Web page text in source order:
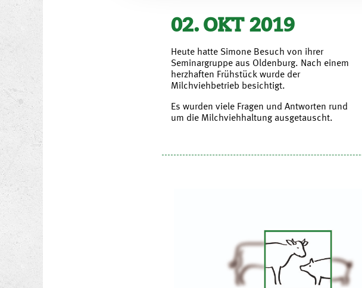
02. OKT 2019
Heute hatte Simone Besuch von ihrer
Seminargruppe aus Oldenburg. Nach einem
herzhaften Frühstück wurde der
Milchviehbetrieb besichtigt.
Es wurden viele Fragen und Antworten rund
um die Milchviehhaltung ausgetauscht.